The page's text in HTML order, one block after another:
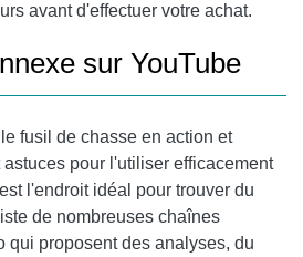
avant d'effectuer votre achat.
sur YouTube
fusil de chasse en action et
pour l'utiliser efficacement
l'endroit idéal pour trouver du
de nombreuses chaînes
qui proposent des analyses, du